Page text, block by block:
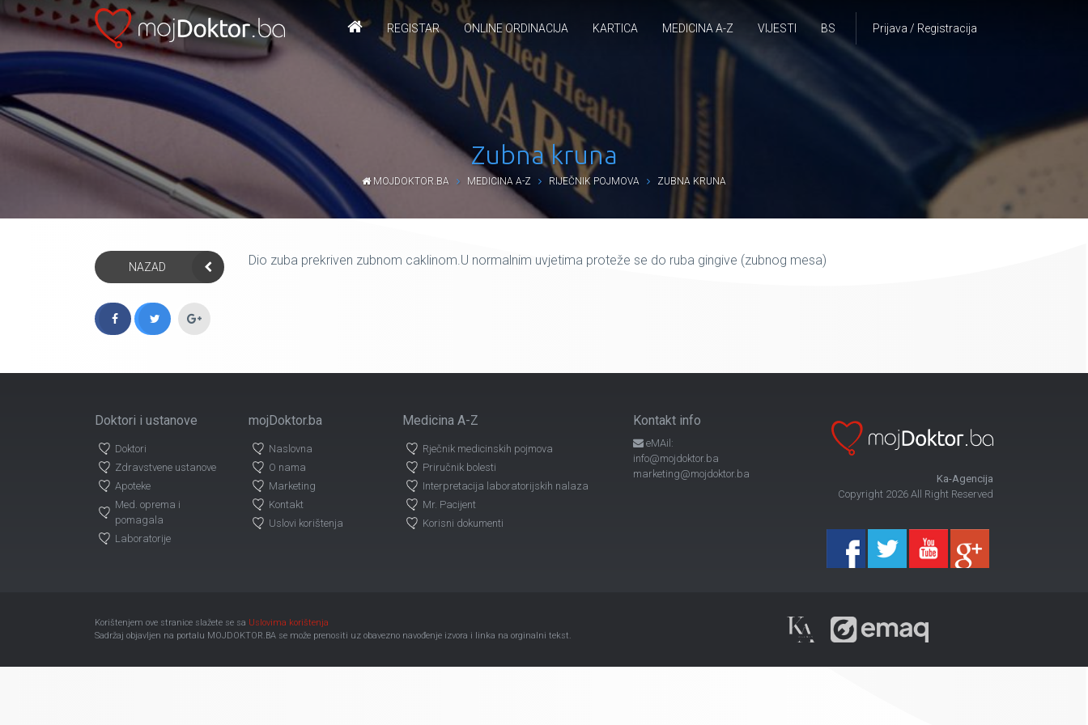
Prijava / Registracija
REGISTAR ONLINE ORDINACIJA KARTICA MEDICINA A-Z VIJESTI BS
Zubna kruna
MOJDOKTOR.BA MEDICINA A-Z RIJEČNIK POJMOVA ZUBNA KRUNA
NAZAD Dio zuba prekriven zubnom caklinom.U normalnim uvjetima proteže se do ruba gingive (zubnog mesa)
Doktori i ustanove
Doktori
Zdravstvene ustanove
Apoteke
Med. oprema i
pomagala
Laboratorije
mojDoktor.ba
Naslovna
O nama
Marketing
Kontakt
Uslovi korištenja
Medicina A-Z
Rječnik medicinskih pojmova
Priručnik bolesti
Interpretacija laboratorijskih nalaza
Mr. Pacijent
Korisni dokumenti
Kontakt info
eMAil:
info@mojdoktor.ba
marketing@mojdoktor.ba
Ka-Agencija
Copyright 2026 All Right Reserved
Korištenjem ove stranice slažete se sa Uslovima korištenja
Sadržaj objavljen na portalu MOJDOKTOR.BA se može prenositi uz obavezno navođenje izvora i linka na orginalni tekst.